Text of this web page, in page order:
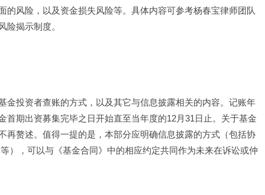
风险，以及资金损失风险等。具体内容可参考杨春宝律师团队
险揭示制度。
金投资者查账的方式，以及其它与信息披露相关的内容。记账年
期出资募集完毕之日开始直至当年度的12月31日止。关于基金
再赘述。值得一提的是，本部分应明确信息披露的方式（包括协
），可以与《基金合同》中的相应约定共同作为未来在诉讼或仲